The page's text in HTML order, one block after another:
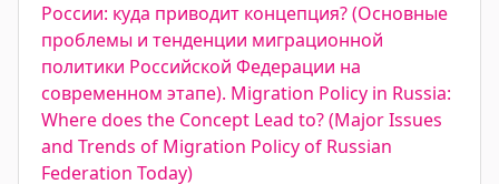
России: куда приводит концепция? (Основные
проблемы и тенденции миграционной
политики Российской Федерации на
современном этапе). Migration Policy in Russia:
Where does the Concept Lead to? (Major Issues
and Trends of Migration Policy of Russian
Federation Today)